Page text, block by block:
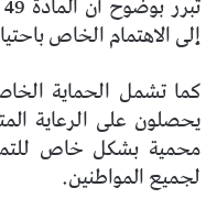
إلى الاهتمام الخاص
كما تشمل الحماية
يحصلون على الرعاية
محمية بشكل خاص
لجميع المواطنين.